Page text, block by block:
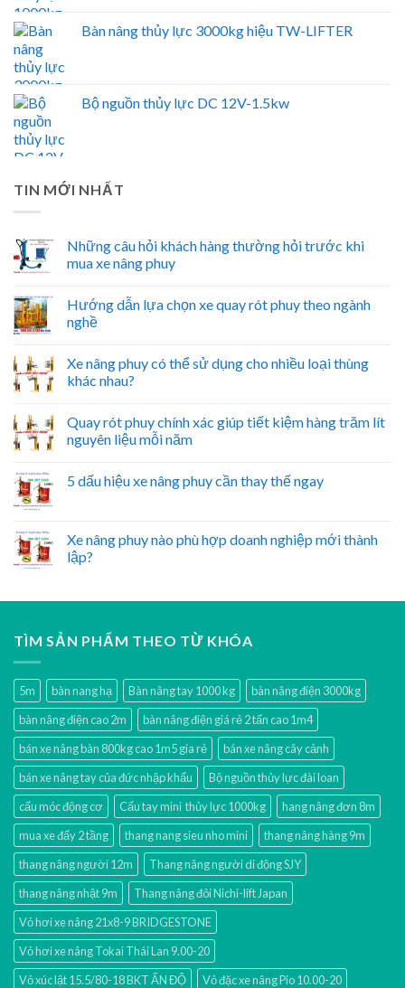
Bàn nâng thủy lực 3000kg hiệu TW-LIFTER
Bộ nguồn thủy lực DC 12V-1.5kw
TIN MỚI NHẤT
Những câu hỏi khách hàng thường hỏi trước khi
mua xe nâng phuy
Hướng dẫn lựa chọn xe quay rót phuy theo ngành
nghề
Xe nâng phuy có thể sử dụng cho nhiều loại thùng
khác nhau?
Quay rót phuy chính xác giúp tiết kiệm hàng trăm lít
nguyên liệu mỗi năm
5 dấu hiệu xe nâng phuy cần thay thế ngay
Xe nâng phuy nào phù hợp doanh nghiệp mới thành
lập?
TÌM SẢN PHẨM THEO TỪ KHÓA
5m bàn nang hạ Bàn nâng tay 1000 kg
bàn nâng điện 3000kg
bàn nâng điện cao 2m
bàn nâng điện giá rẻ 2 tấn cao 1m4
bán xe nâng bàn 800kg cao 1m5 gía rẻ
bán xe nâng cây cảnh
bán xe nâng tay của đức nhập khẩu
Bộ nguồn thủy lực đài loan
cẩu móc động cơ
Cẩu tay mini thủy lực 1000kg
hang nâng đơn 8m
mua xe đẩy 2 tầng
thang nang sieu nho mini
thang nâng hàng 9m
thang nâng người 12m
Thang nâng người di động SJY
thang nâng nhật 9m
Thang nâng đôi Nichi-lift Japan
Vỏ hơi xe nâng 21x8-9 BRIDGESTONE
Vỏ hơi xe nâng Tokai Thái Lan 9.00-20
Vỏ xúc lật 15.5/80-18 BKT ẤN ĐỘ
Vỏ đặc xe nâng Pio 10.00-20